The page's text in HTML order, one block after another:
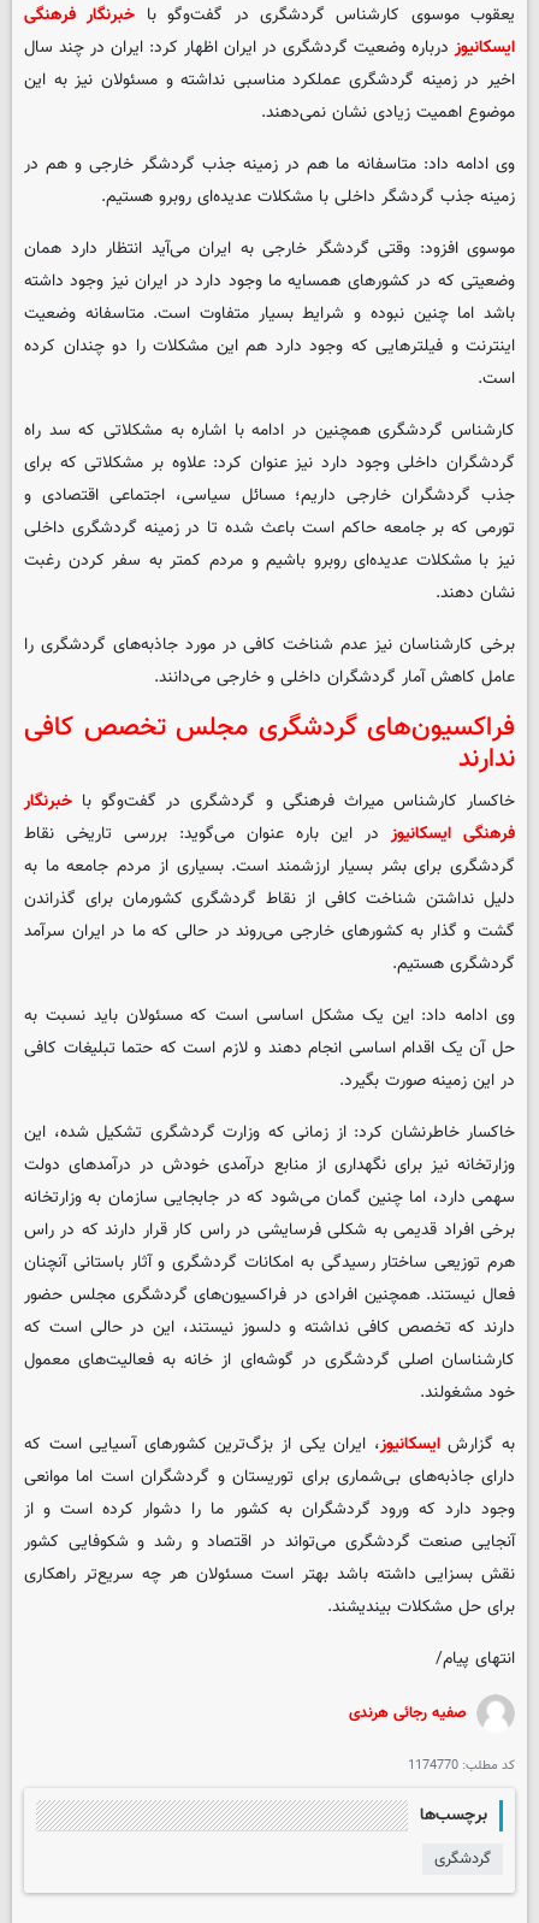
یعقوب موسوی کارشناس گردشگری در گفت‌وگو با خبرنگار فرهنگی
ایسکانیوزدرباره وضعیت گردشگری در ایران اظهار کرد: ایران در چند سال
اخیر در زمینه گردشگری عملکرد مناسبی نداشته و مسئولان نیز به این
موضوع اهمیت زیادی نشان نمی‌دهند.
وی ادامه داد: متاسفانه ما هم در زمینه جذب گردشگر خارجی و هم در
زمینه جذب گردشگر داخلی با مشکلات عدیده‌ای روبرو هستیم.
موسوی افزود: وقتی گردشگر خارجی به ایران می‌آید انتظار دارد همان
وضعیتی که در کشورهای همسایه ما وجود دارد در ایران نیز وجود داشته
باشد اما چنین نبوده و شرایط بسیار متفاوت است. متاسفانه وضعیت
اینترنت و فیلترهایی که وجود دارد هم این مشکلات را دو چندان کرده
است.
کارشناس گردشگری همچنین در ادامه با اشاره به مشکلاتی که سد راه
گردشگران داخلی وجود دارد نیز عنوان کرد: علاوه بر مشکلاتی که برای
جذب گردشگران خارجی داریم؛ مسائل سیاسی، اجتماعی اقتصادی و
تورمی که بر جامعه حاکم است باعث شده تا در زمینه گردشگری داخلی
نیز با مشکلات عدیده‌ای روبرو باشیم و مردم کمتر به سفر کردن رغبت
نشان دهند.
برخی کارشناسان نیز عدم شناخت کافی در مورد جاذبه‌های گردشگری را
عامل کاهش آمار گردشگران داخلی و خارجی می‌دانند.
فراکسیون‌های گردشگری مجلس تخصص کافی
ندارند
خاکسار کارشناس میراث فرهنگی و گردشگری در گفت‌وگو با خبرنگار
فرهنگی ایسکانیوزدر این باره عنوان می‌گوید: بررسی تاریخی نقاط
گردشگری برای بشر بسیار ارزشمند است. بسیاری از مردم جامعه ما به
دلیل نداشتن شناخت کافی از نقاط گردشگری کشورمان برای گذراندن
گشت و گذار به کشورهای خارجی می‌روند در حالی که ما در ایران سرآمد
گردشگری هستیم.
وی ادامه داد: این یک مشکل اساسی است که مسئولان باید نسبت به
حل آن یک اقدام اساسی انجام دهند و لازم است که حتما تبلیغات کافی
در این زمینه صورت بگیرد.
خاکسار خاطرنشان کرد: از زمانی که وزارت گردشگری تشکیل شده، این
وزارتخانه نیز برای نگهداری از منابع درآمدی خودش در درآمدهای دولت
سهمی دارد، اما چنین گمان می‌شود که در جابجایی سازمان به وزارتخانه
برخی افراد قدیمی به شکلی فرسایشی در راس کار قرار دارند که در راس
هرم توزیعی ساختار رسیدگی به امکانات گردشگری و آثار باستانی آنچنان
فعال نیستند. همچنین افرادی در فراکسیون‌های گردشگری مجلس حضور
دارند که تخصص کافی نداشته و دلسوز نیستند، این در حالی است که
کارشناسان اصلی گردشگری در گوشه‌ای از خانه به فعالیت‌های معمول
خود مشغولند.
به گزارشایسکانیوز، ایران یکی از بزگ‌ترین کشورهای آسیایی است که
دارای جاذبه‌های بی‌شماری برای توریستان و گردشگران است اما موانعی
وجود دارد که ورود گردشگران به کشور ما را دشوار کرده است و از
آنجایی صنعت گردشگری می‌تواند در اقتصاد و رشد و شکوفایی کشور
نقش بسزایی داشته باشد بهتر است مسئولان هر چه سریع‌تر راهکاری
برای حل مشکلات بیندیشند.
انتهای پیام/
صفیه رجائی هرندی
کد مطلب: 1174770
برچسب‌ها
گردشگری